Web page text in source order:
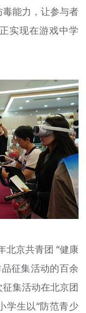
能力，让参与者
实现在游戏中学
北京共青团 “健康
征集活动的百余
集活动在北京团
学生以“防范青少